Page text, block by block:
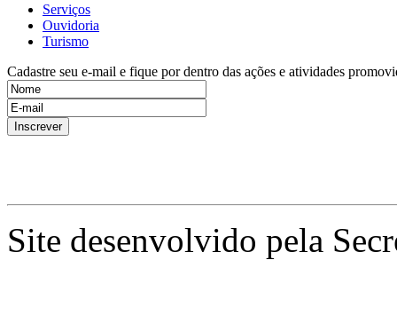
Serviços
Ouvidoria
Turismo
Cadastre seu e-mail e fique por dentro das ações e atividades
Site desenvolvido pela